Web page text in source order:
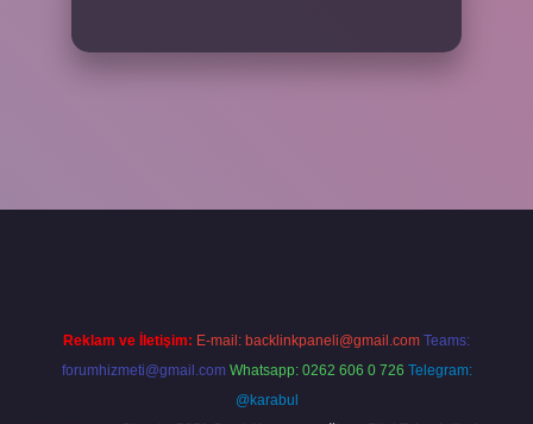
Reklam ve İletişim: E-mail: backlinkpaneli@gmail.com Teams:
forumhizmeti@gmail.com Whatsapp: 0262 606 0 726 Telegram:
@karabul